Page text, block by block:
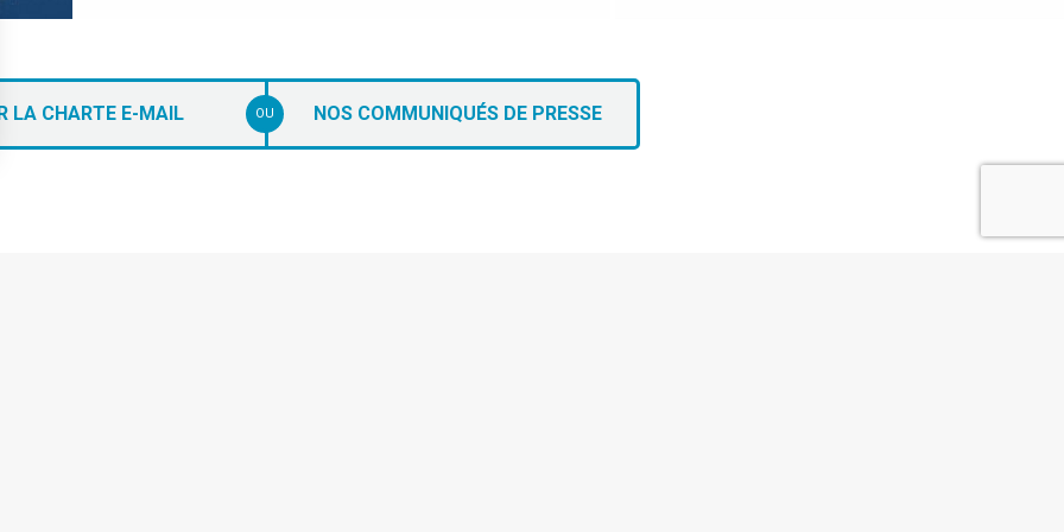
LA CHARTE E-MAIL OU NOS COMMUNIQUÉS DE PRESSE
de confidentialité, en garantissant la conformité avec les réglementations. Personnalisez vos préférences pour